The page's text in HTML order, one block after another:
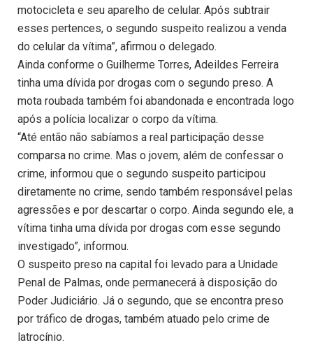
motocicleta e seu aparelho de celular. Após subtrair
esses pertences, o segundo suspeito realizou a venda
do celular da vítima”, afirmou o delegado.
Ainda conforme o Guilherme Torres, Adeildes Ferreira
tinha uma dívida por drogas com o segundo preso. A
mota roubada também foi abandonada e encontrada logo
após a polícia localizar o corpo da vítima.
“Até então não sabíamos a real participação desse
comparsa no crime. Mas o jovem, além de confessar o
crime, informou que o segundo suspeito participou
diretamente no crime, sendo também responsável pelas
agressões e por descartar o corpo. Ainda segundo ele, a
vítima tinha uma dívida por drogas com esse segundo
investigado”, informou.
O suspeito preso na capital foi levado para a Unidade
Penal de Palmas, onde permanecerá à disposição do
Poder Judiciário. Já o segundo, que se encontra preso
por tráfico de drogas, também atuado pelo crime de
latrocínio.